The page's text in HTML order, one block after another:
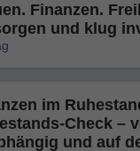
Finanzen.
und klug
im
Check –
und auf